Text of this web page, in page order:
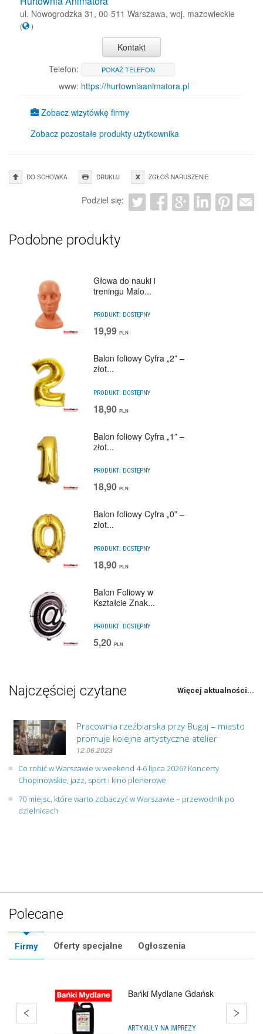
ul. Nowogrodzka 31, 00-511 Warszawa, woj. mazowieckie
( )
Kontakt
Telefon:
POKAŻ TELEFON
www: https://hurtowniaanimatora.pl
Zobacz wizytówkę firmy
Zobacz pozostałe produkty użytkownika
DO SCHOWKA DRUKUJ ZGŁOŚ NARUSZENIE
Podziel się:
Podobne produkty
Głowa do nauki i
treningu Malo...
PRODUKT: DOSTĘPNY
19,99 PLN
Balon foliowy Cyfra „2” –
złot...
PRODUKT: DOSTĘPNY
18,90 PLN
Balon foliowy Cyfra „1” –
złot...
PRODUKT: DOSTĘPNY
18,90 PLN
Balon foliowy Cyfra „0” –
złot...
PRODUKT: DOSTĘPNY
18,90 PLN
Balon Foliowy w
Kształcie Znak...
PRODUKT: DOSTĘPNY
5,20 PLN
Najczęściej czytane Więcej aktualności...
Pracownia rzeźbiarska przy Bugaj – miasto
promuje kolejne artystyczne atelier
12.06.2023
Co robić w Warszawie w weekend 4-6 lipca 2026? Koncerty
Chopinowskie, jazz, sport i kino plenerowe
70 miejsc, które warto zobaczyć w Warszawie – przewodnik po
dzielnicach
Polecane
Firmy Oferty specjalne Ogłoszenia
Bańki Mydlane Gdańsk
ARTYKUŁY NA IMPREZY